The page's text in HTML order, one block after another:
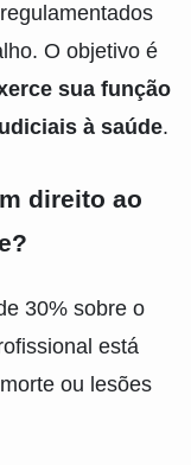
O objetivo é
sua função
à saúde.
direito ao
30% sobre o
está
ou lesões